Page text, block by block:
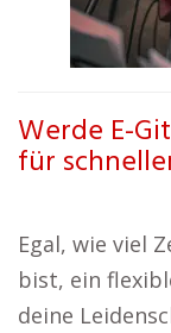
Werde E-
für
Egal, wie viel
bist, ein
deine